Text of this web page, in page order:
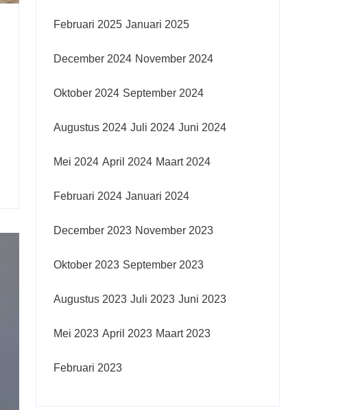
Februari 2025 Januari 2025
December 2024 November 2024
Oktober 2024 September 2024
Augustus 2024 Juli 2024 Juni 2024
Mei 2024 April 2024 Maart 2024
Februari 2024 Januari 2024
December 2023 November 2023
Oktober 2023 September 2023
Augustus 2023 Juli 2023 Juni 2023
Mei 2023 April 2023 Maart 2023
Februari 2023